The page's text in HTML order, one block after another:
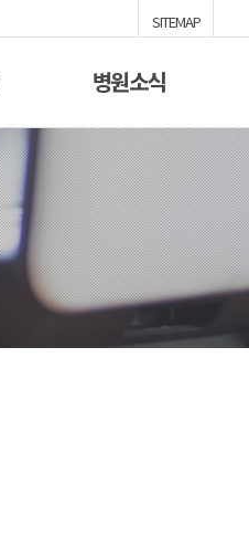
SITEMAP
병원소식